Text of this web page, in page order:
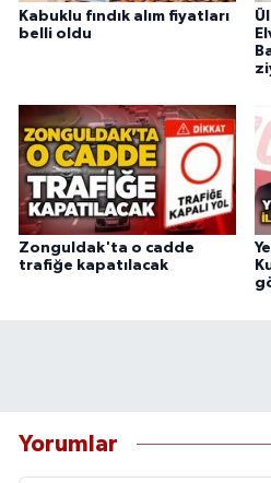
Kabuklu fındık alım fiyatları
belli oldu
Zonguldak'ta o cadde
trafiğe kapatılacak
Yorumlar